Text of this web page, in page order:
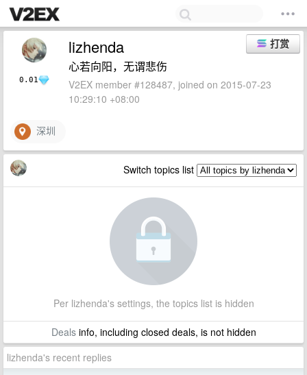
0.01
打赏
lizhenda
心若向阳，无谓悲伤
V2EX member #128487, joined on 2015-07-23
10:29:10 +08:00
深圳
Switch topics list
Per lizhenda's settings, the topics list is hidden
Dealsinfo, including closed deals, is not hidden
lizhenda's recent replies